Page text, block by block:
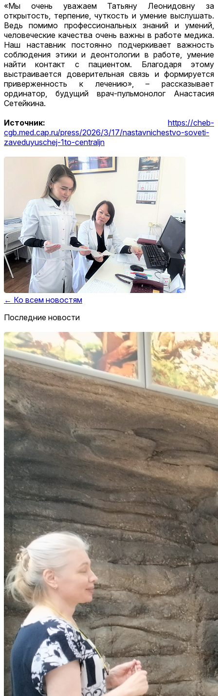
«Мы очень уважаем Татьяну Леонидовну за
открытость, терпение, чуткость и умение выслушать.
Ведь помимо профессиональных знаний и умений,
человеческие качества очень важны в работе медика.
Наш наставник постоянно подчеркивает важность
соблюдения этики и деонтологии в работе, умение
найти контакт с пациентом. Благодаря этому
выстраивается доверительная связь и формируется
приверженность к лечению», – рассказывает
ординатор, будущий врач-пульмонолог Анастасия
Сетейкина.
Источник: https://cheb-
cgb.med.cap.ru/press/2026/3/17/nastavnichestvo-soveti-
zaveduyuschej-1to-centraljn
← Ко всем новостям
Последние новости